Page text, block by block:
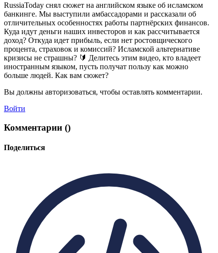
RussiaToday снял сюжет на английском языке об исламском
банкинге. Мы выступили амбассадорами и рассказали об
отличительных особенностях работы партнёрских финансов.
Куда идут деньги наших инвесторов и как рассчитывается
доход? Откуда идет прибыль, если нет ростовщического
процента, страховок и комиссий? Исламской альтернативе
кризисы не страшны? 🔰 Делитесь этим видео, кто владеет
иностранным языком, пусть получат пользу как можно
больше людей. Как вам сюжет?
Вы должны авторизоваться, чтобы оставлять комментарии.
Войти
Комментарии ()
Поделиться